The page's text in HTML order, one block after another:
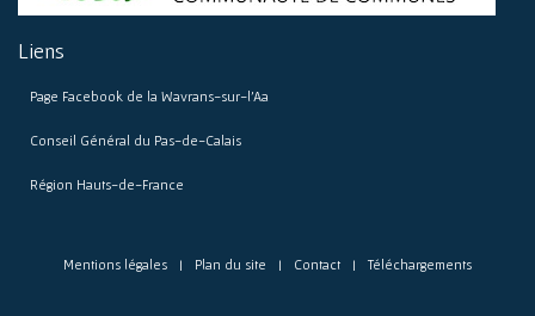
Liens
Page Facebook de la Wavrans-sur-l’Aa
Conseil Général du Pas-de-Calais
Région Hauts-de-France
Mentions légales Plan du site Contact Téléchargements